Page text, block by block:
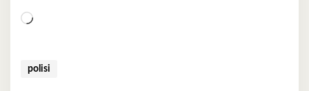
Memuat...
polisi